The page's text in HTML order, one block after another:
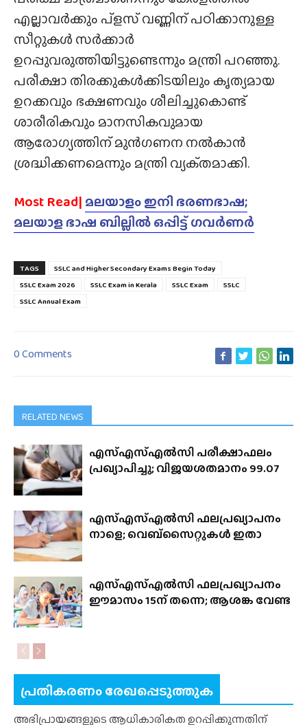
എല്ലാവർക്കും പ്ളസ് വണ്ണിന് പഠിക്കാനുള്ള
സീറ്റുകൾ സർക്കാർ
ഉറപ്പുവരുത്തിയിട്ടുണ്ടെന്നും മന്ത്രി പറഞ്ഞു.
പരീക്ഷാ തിരക്കുകൾക്കിടയിലും കൃത്യമായ
ഉറക്കവും ഭക്ഷണവും ശീലിച്ചുകൊണ്ട്
ശാരീരികവും മാനസികവുമായ
ആരോഗ്യത്തിന് മുൻഗണന നൽകാൻ
ശ്രദ്ധിക്കണമെന്നും മന്ത്രി വ്യക്‌തമാക്കി.
Most Read| മലയാളം ഇനി ഭരണഭാഷ;
മലയാള ഭാഷ ബില്ലിൽ ഒപ്പിട്ട് ഗവർണർ
TAGS
SSLC and Higher Secondary Exams Begin Today
SSLC Exam 2026
SSLC Exam in Kerala SSLC Exam
SSLC
SSLC Annual Exam
0 Comments
RELATED NEWS
എസ്എസ്എൽസി പരീക്ഷാഫലം
പ്രഖ്യാപിച്ചു; വിജയശതമാനം 99.07
എസ്എസ്എൽസി ഫലപ്രഖ്യാപനം
നാളെ; വെബ്‌സൈറ്റുകൾ ഇതാ
എസ്എസ്എൽസി ഫലപ്രഖ്യാപനം
ഈമാസം 15ന് തന്നെ; ആശങ്ക വേണ്ട
പ്രതികരണം രേഖപ്പെടുത്തുക
അഭിപ്രായങ്ങളുടെ ആധികാരികത ഉറപ്പിക്കുന്നതിന്